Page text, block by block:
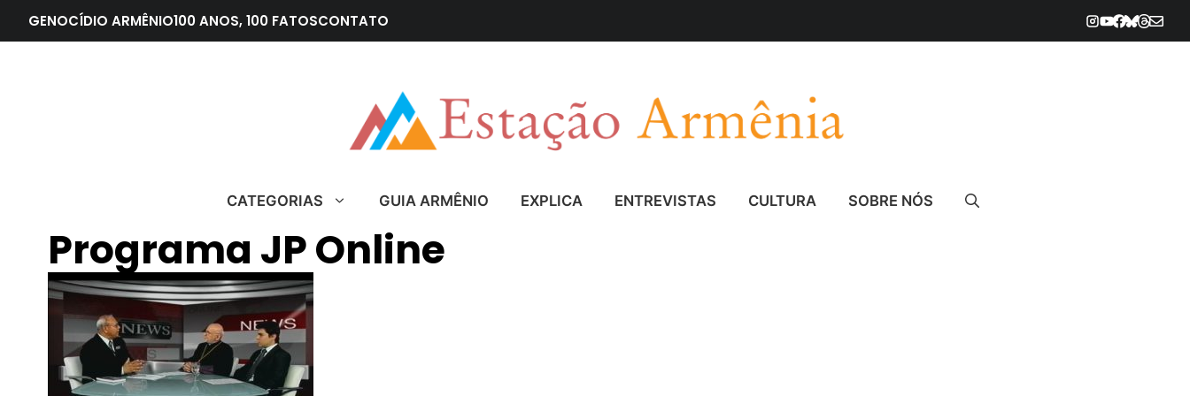
para
GENOCÍDIO ARMÊNIO100 ANOS, 100 FATOSCONTATO
CATEGORIAS GUIA ARMÊNIO EXPLICA ENTREVISTAS CULTURA SOBRE NÓS
Programa JP Online